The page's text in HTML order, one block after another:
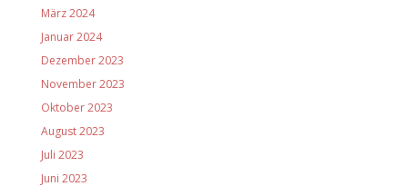
März 2024
Januar 2024
Dezember 2023
November 2023
Oktober 2023
August 2023
Juli 2023
Juni 2023